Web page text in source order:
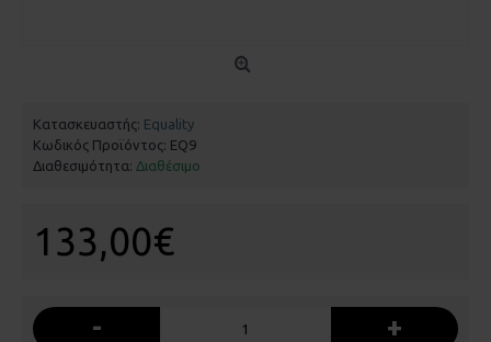
Κατασκευαστής: Equality
Κωδικός Προϊόντος: EQ9
Διαθεσιμότητα: Διαθέσιμο
133,00€
- +